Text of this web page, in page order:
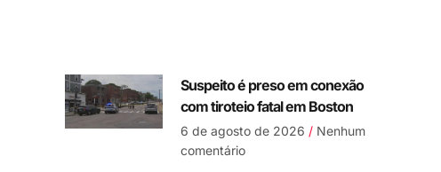
Suspeito é preso em conexão
com tiroteio fatal em Boston
6 de agosto de 2026 Nenhum
comentário